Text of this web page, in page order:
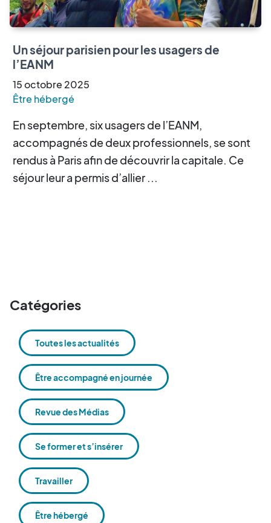
Un séjour parisien pour les usagers de
l’EANM
15octobre 2025
Être hébergé
En septembre, six usagers de l’EANM,
accompagnés de deux professionnels, se sont
rendus à Paris afin de découvrir la capitale. Ce
séjour leur a permis d’allier ...
Catégories
Toutes les actualités
Être accompagné en journée
Revue des Médias
Se former et s’insérer
Travailler
Être hébergé